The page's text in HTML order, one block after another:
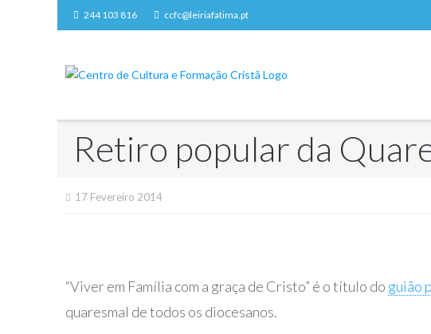
Skip
to
244 103 816 ccfc@leiriafatima.pt
Retiro popular da
17 Fevereiro 2014
“Viver em Família com a graça de Cristo” é o título do guião
quaresmal de todos os diocesanos.